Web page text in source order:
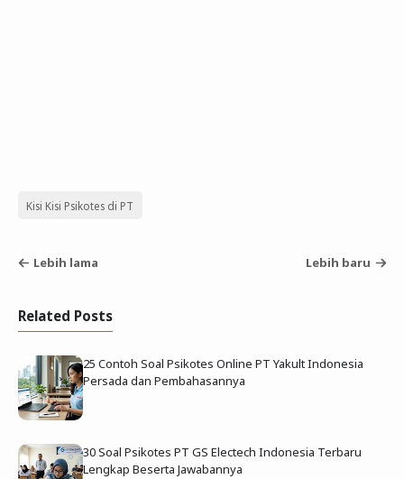
Kisi Kisi Psikotes di PT
Lebih lama Lebih baru
Related Posts
25 Contoh Soal Psikotes Online PT Yakult Indonesia
Persada dan Pembahasannya
30 Soal Psikotes PT GS Electech Indonesia Terbaru
Lengkap Beserta Jawabannya